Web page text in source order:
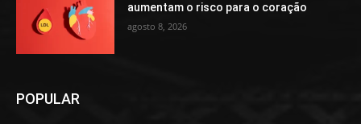
aumentam o risco para o coração
agosto 8, 2026
POPULAR